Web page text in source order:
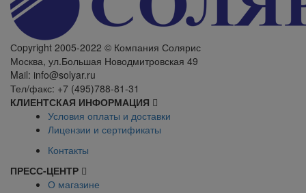
Сopyright 2005-2022 © Компания Солярис
Москва, ул.Большая Новодмитровская 49
Mail: info@solyar.ru
Тел/факс: +7 (495)788-81-31
КЛИЕНТСКАЯ ИНФОРМАЦИЯ
Условия оплаты и доставки
Лицензии и сертификаты
Контакты
ПРЕСС-ЦЕНТР
О магазине